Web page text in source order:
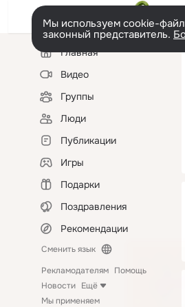
Мы используем cookie-
законный представитель.
Левая
колонкаГлавная
Видео
Группы
Люди
Публикации
Игры
Подарки
Поздравления
Рекомендации
Сменить язык
Рекламодателям Помощь
Новости Ещё
Мы применяем